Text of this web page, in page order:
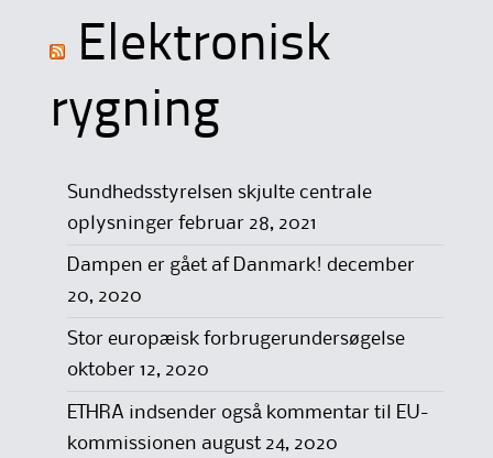
Elektronisk
rygning
Sundhedsstyrelsen skjulte centrale
oplysninger februar 28, 2021
Dampen er gået af Danmark! december
20, 2020
Stor europæisk forbrugerundersøgelse
oktober 12, 2020
ETHRA indsender også kommentar til EU-
kommissionen august 24, 2020